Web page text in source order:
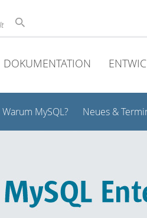
DOKUMENTATION
Warum MySQL? Neues &